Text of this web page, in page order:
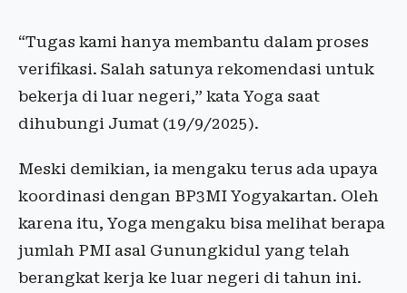
“Tugas kami hanya membantu dalam proses
verifikasi. Salah satunya rekomendasi untuk
bekerja di luar negeri,” kata Yoga saat
dihubungi Jumat (19/9/2025).
Meski demikian, ia mengaku terus ada upaya
koordinasi dengan BP3MI Yogyakartan. Oleh
karena itu, Yoga mengaku bisa melihat berapa
jumlah PMI asal Gunungkidul yang telah
berangkat kerja ke luar negeri di tahun ini.